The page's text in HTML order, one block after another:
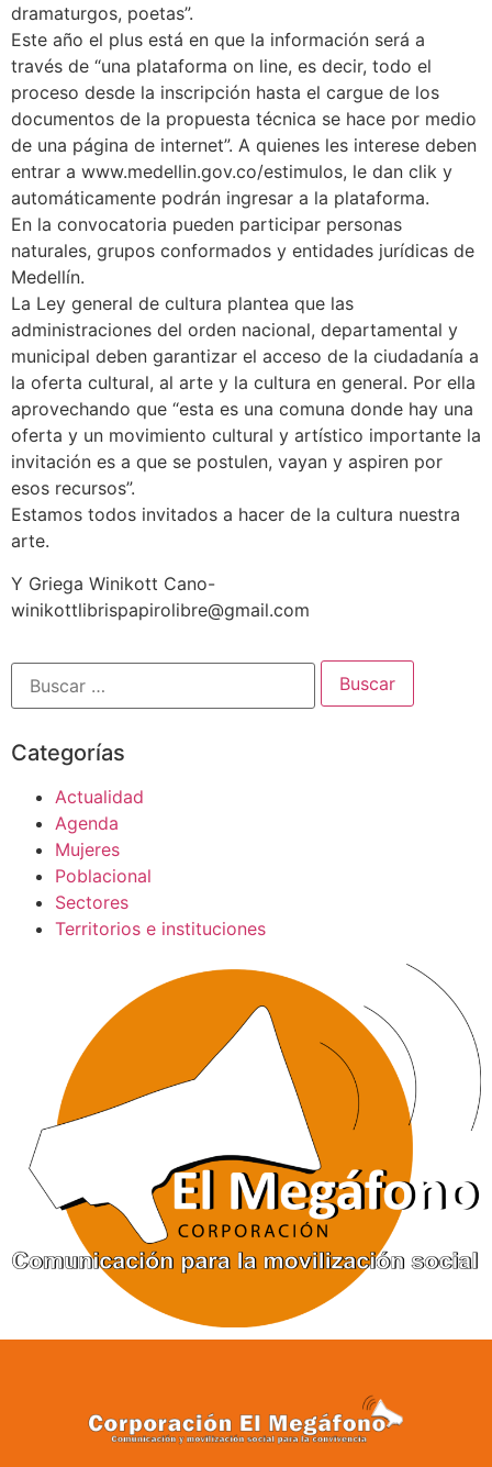
dramaturgos, poetas”.
Este año el plus está en que la información será a
través de “una plataforma on line, es decir, todo el
proceso desde la inscripción hasta el cargue de los
documentos de la propuesta técnica se hace por medio
de una página de internet”. A quienes les interese deben
entrar a www.medellin.gov.co/estimulos, le dan clik y
automáticamente podrán ingresar a la plataforma.
En la convocatoria pueden participar personas
naturales, grupos conformados y entidades jurídicas de
Medellín.
La Ley general de cultura plantea que las
administraciones del orden nacional, departamental y
municipal deben garantizar el acceso de la ciudadanía a
la oferta cultural, al arte y la cultura en general. Por ella
aprovechando que “esta es una comuna donde hay una
oferta y un movimiento cultural y artístico importante la
invitación es a que se postulen, vayan y aspiren por
esos recursos”.
Estamos todos invitados a hacer de la cultura nuestra
arte.
Y Griega Winikott Cano-
winikottlibrispapirolibre@gmail.com
Categorías
Actualidad
Agenda
Mujeres
Poblacional
Sectores
Territorios e instituciones